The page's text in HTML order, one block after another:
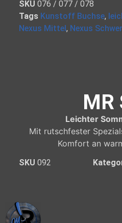
SKU076 / 077 / 078
Tags Kunstoff Buchse,
Nexus Mittel, Nexus
MR
Leichter
Mit rutschfester
Komfort an
SKU092